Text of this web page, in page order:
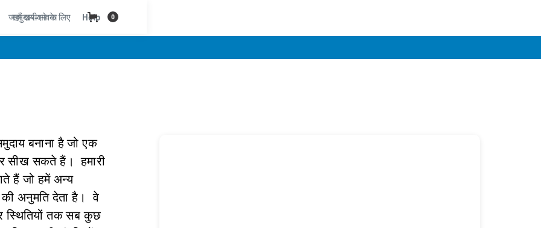
समुदाय-भावना Help
जहाँ खरीदने के लिए 0
बनाना है जो एक
सीख सकते हैं। हमारी
हैं जो हमें अन्य
की अनुमति देता है। वे
स्थितियों तक सब कुछ